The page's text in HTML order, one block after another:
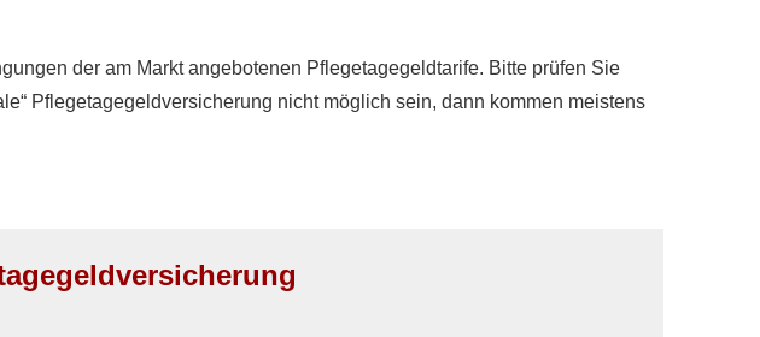
der am Markt angebotenen Pflegetagegeldtarife. Bitte prüfen Sie
Pflegetagegeldversicherung nicht möglich sein, dann kommen meistens